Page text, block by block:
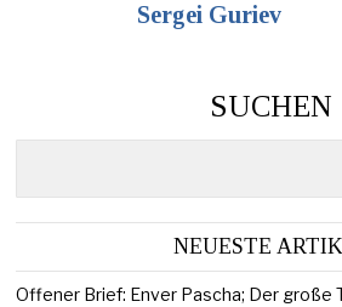
Sergei Guriev
SUCHEN
NEUESTE
Offener Brief: Enver Pascha; Der große